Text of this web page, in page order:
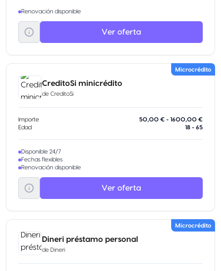
Renovación disponible
Ver oferta
Microcrédito
CreditoSi minicrédito
de CreditoSi
Importe
50,00 € - 1600,00 €
Edad
18 - 65
Disponible 24/7
Fechas flexibles
Renovación disponible
Ver oferta
Microcrédito
Dineri préstamo personal
de Dineri